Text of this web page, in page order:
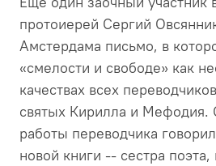
протоиерей Сергий
Амстердама письмо, в
«смелости и свободе» как
качествах всех
святых Кирилла и Мефодия.
работы переводчика
новой книги -- сестра